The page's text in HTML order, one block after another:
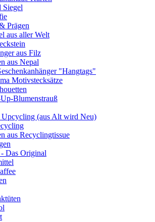
Siegel
Prägen
aus aller Welt
aus Filz
aus Nepal
"Hangtags"
Motivstecksätze
Blumenstrauß
(aus Alt wird Neu)
aus Recyclingtissue
Das Original